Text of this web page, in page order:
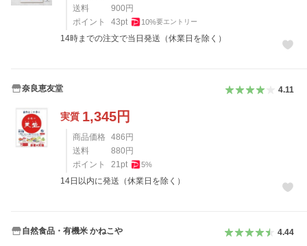
送料
900 円
ポイント
43pt 10%要エントリー
14時までの注文で当日発送（休業日を除く）
奈良恵友堂 4.11
実質 1,345円
商品価格 486 円
送料
880 円
ポイント
21pt 5%
14日以内に発送（休業日を除く）
自然食品・有機米 かねこや 4.44